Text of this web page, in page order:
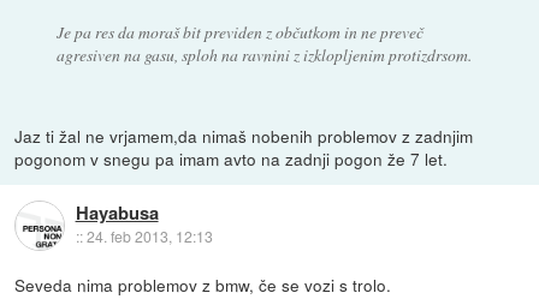
Je pa res da moraš bit previden z občutkom in ne preveč
agresiven na gasu, sploh na ravnini z izklopljenim protizdrsom.
Jaz ti žal ne vrjamem,da nimaš nobenih problemov z zadnjim
pogonom v snegu pa imam avto na zadnji pogon že 7 let.
Hayabusa
::24. feb 2013, 12:13
Seveda nima problemov z bmw, če se vozi s trolo.